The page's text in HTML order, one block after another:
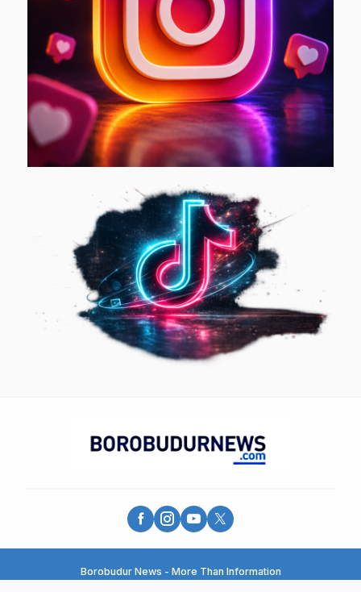
Borobudur News - More Than Information